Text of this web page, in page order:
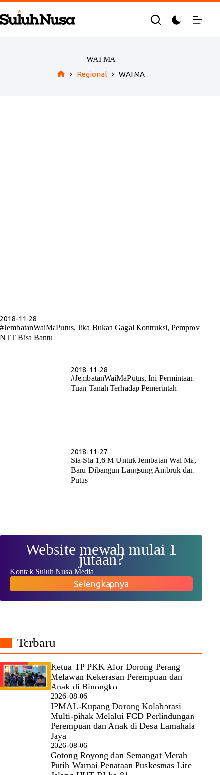
Skip
to
content
WAI MA
Regional WAI MA
2018-11-28
#JembatanWaiMaPutus, Jika Bukan Gagal Kontruksi, Pemprov
NTT Bisa Bantu
2018-11-28
#JembatanWaiMaPutus, Ini Permintaan
Tuan Tanah Terhadap Pemerintah
2018-11-27
Sia-Sia 1,6 M Untuk Jembatan Wai Ma,
Baru Dibangun Langsung Ambruk dan
Putus
Website mewah mulai 1
jutaan?
Kontak Suluh Nusa Media
Selengkapnya
Terbaru
Ketua TP PKK Alor Dorong Perang
Melawan Kekerasan Perempuan dan
Anak di Binongko
2026-08-06
IPMAL-Kupang Dorong Kolaborasi
Multi-pihak Melalui FGD Perlindungan
Perempuan dan Anak di Desa Lamahala
Jaya
2026-08-06
Gotong Royong dan Semangat Merah
Putih Warnai Penataan Puskesmas Lite